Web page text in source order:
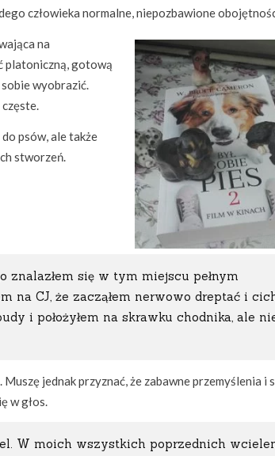
człowieka normalne, niepozbawione
na
platoniczną, gotową
wyobrazić.
psów, ale także
stworzeń.
znalazłem się w tym miejscu pełnym
na CJ, że zacząłem nerwowo dreptać i
i położyłem na skrawku chodnika, ale
jednak przyznać, że zabawne przemyślenia i
w głos.
W moich wszystkich poprzednich